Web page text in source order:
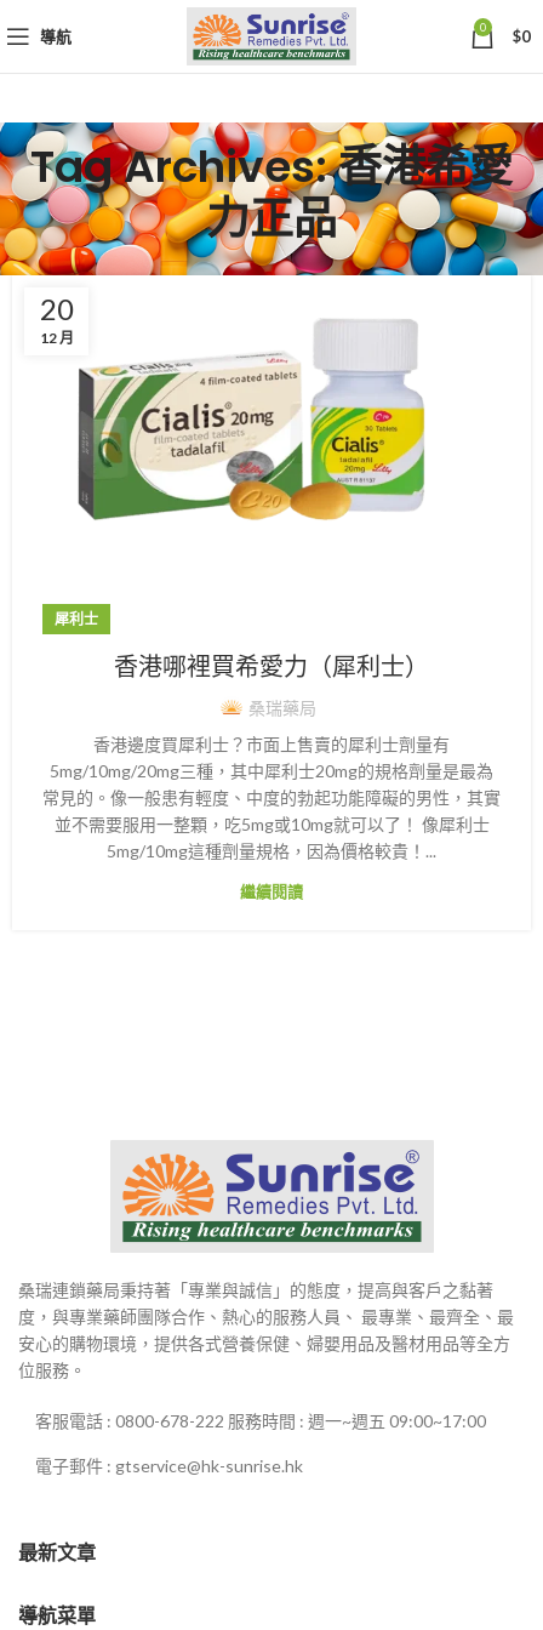
導航 0 $0
Tag Archives: 香港希愛
力正品
20
12 月
犀利士
香港哪裡買希愛力（犀利士）
桑瑞藥局
香港邊度買犀利士？市面上售賣的犀利士劑量有
5mg/10mg/20mg三種，其中犀利士20mg的規格劑量是最為
常見的。像一般患有輕度、中度的勃起功能障礙的男性，其實
並不需要服用一整顆，吃5mg或10mg就可以了！ 像犀利士
5mg/10mg這種劑量規格，因為價格較貴！...
繼續閱讀
桑瑞連鎖藥局秉持著「專業與誠信」的態度，提高與客戶之黏著
度，與專業藥師團隊合作、熱心的服務人員、 最專業、最齊全、最
安心的購物環境，提供各式營養保健、婦嬰用品及醫材用品等全方
位服務。
客服電話 : 0800-678-222 服務時間 : 週一~週五 09:00~17:00
電子郵件 : gtservice@hk-sunrise.hk
最新文章
導航菜單